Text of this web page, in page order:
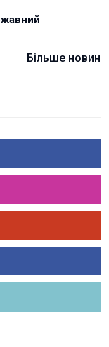
Більше новин